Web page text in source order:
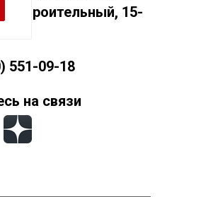
15-
551-09-18
на связи